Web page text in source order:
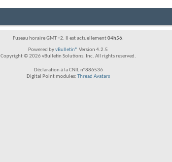
Fuseau horaire GMT +2. Il est actuellement04h56.
Powered byvBulletin® Version 4.2.5
Copyright © 2026 vBulletin Solutions, Inc. All rights reserved.
Déclaration à la CNIL n°886536
Digital Point modules: Thread Avatars